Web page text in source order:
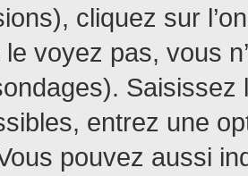
cliquez sur
voyez pas, vous
entrez une
pouvez aussi